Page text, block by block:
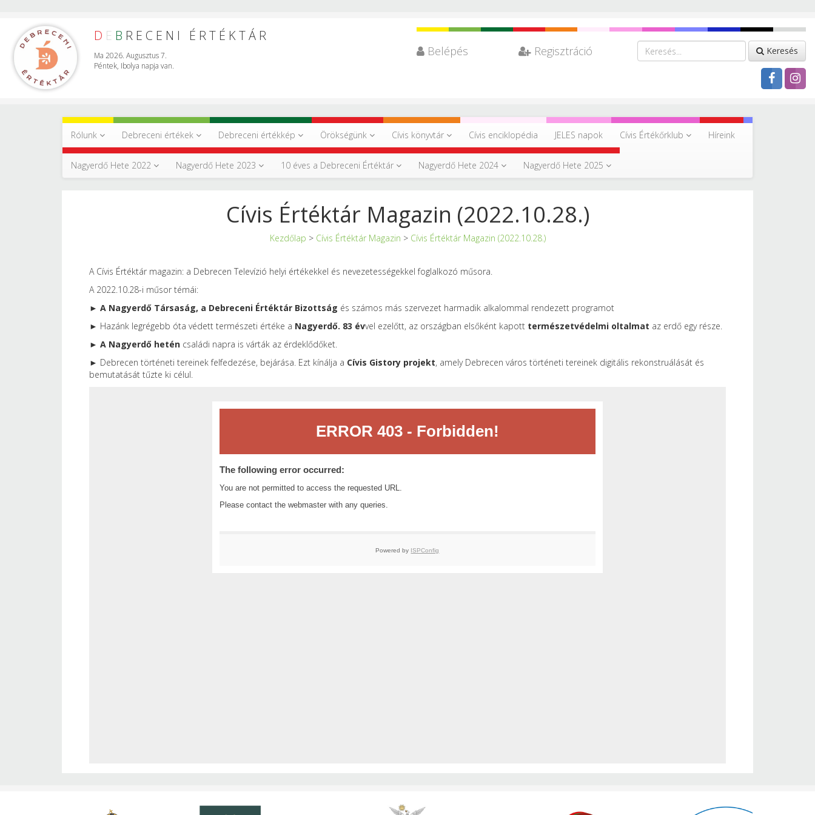
D E B RECENI ÉRTÉKTÁR
Ma 2026. Augusztus 7.
Péntek, Ibolya napja van.
Belépés Regisztráció Keresés
Rólunk Debreceni értékek Debreceni értékkép Örökségünk Cívis könyvtár Cívis enciklopédia JELES napok Cívis Értékőrklub Híreink
Nagyerdő Hete 2022 Nagyerdő Hete 2023 10 éves a Debreceni Értéktár Nagyerdő Hete 2024 Nagyerdő Hete 2025
Cívis Értéktár Magazin (2022.10.28.)
Kezdőlap > Cívis Értéktár Magazin > Cívis Értéktár Magazin (2022.10.28.)
A Cívis Értéktár magazin: a Debrecen Televízió helyi értékekkel és nevezetességekkel foglalkozó műsora.
A 2022.10.28-i műsor témái:
► A Nagyerdő Társaság, a Debreceni Értéktár Bizottság és számos más szervezet harmadik alkalommal rendezett programot
► Hazánk legrégebb óta védett természeti értéke a Nagyerdő. 83 évvel ezelőtt, az országban elsőként kapott természetvédelmi oltalmat az erdő egy része.
► A Nagyerdő hetén családi napra is várták az érdeklődőket.
► Debrecen történeti tereinek felfedezése, bejárása. Ezt kínálja a Cívis Gistory projekt, amely Debrecen város történeti tereinek digitális rekonstruálását és
bemutatását tűzte ki célul.